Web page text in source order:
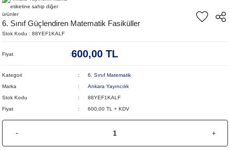
6. Sınıf Güçlendiren Matematik Fasiküller
Stok Kodu 88YEF1KALF
Fiyat 600,00 TL
Kategori
6. Sınıf Matematik
Marka
Ankara Yayıncılık
Stok Kodu
88YEF1KALF
Fiyat
600,00 TL + KDV